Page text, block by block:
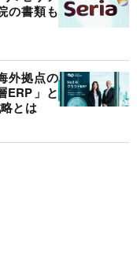
の書類も
外拠点の
ERP」と
とは